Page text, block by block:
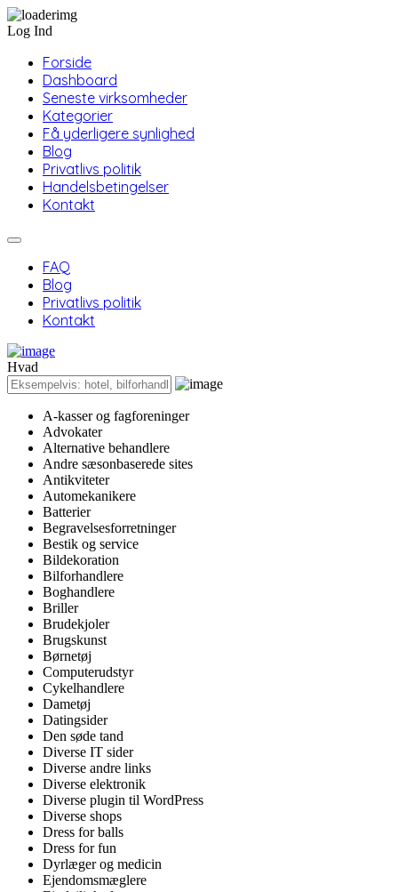
Log Ind
Forside
Dashboard
Seneste virksomheder
Kategorier
Få yderligere synlighed
Blog
Privatlivs politik
Handelsbetingelser
Kontakt
FAQ
Blog
Privatlivs politik
Kontakt
Hvad
A-kasser og fagforeninger
Advokater
Alternative behandlere
Andre sæsonbaserede sites
Antikviteter
Automekanikere
Batterier
Begravelsesforretninger
Bestik og service
Bildekoration
Bilforhandlere
Boghandlere
Briller
Brudekjoler
Brugskunst
Børnetøj
Computerudstyr
Cykelhandlere
Dametøj
Datingsider
Den søde tand
Diverse IT sider
Diverse andre links
Diverse elektronik
Diverse plugin til WordPress
Diverse shops
Dress for balls
Dress for fun
Dyrlæger og medicin
Ejendomsmæglere